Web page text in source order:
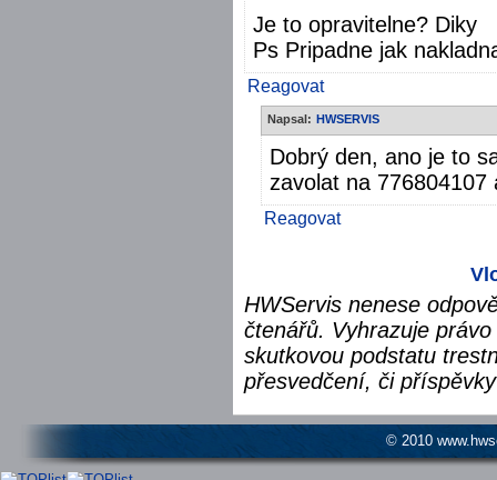
Je to opravitelne? Diky
Ps Pripadne jak
Reagovat
Napsal: HWSERVIS
Dobrý den, ano je to
zavolat na 776804107
Reagovat
HWServis nenese
čtenářů. Vyhrazuje
skutkovou podstatu
přesvedčení, či
© 2010